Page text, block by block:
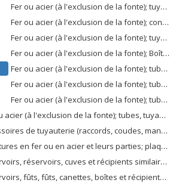
Fer ou acier (à l'exclusion de la fonte); tuyaux de canalisation du type utilisé pour les canalisations de pétrole ou de gaz (non sans soudure), soudés à l'arc immergé longitudinalement, ayant des sections circulaires, diamètre extérieur supérieur à 406,4 mm
Fer ou acier (à l'exclusion de la fonte); conduites tubulaires des types utilisés pour les oléoducs ou les gazoducs (non homogènes), soudées longitudinalement (non soudées à l'arc immergé), ayant des sections transversales circulaires, diamètre extérieur supérieur à 406,4 mm
Fer ou acier (à l'exclusion de la fonte); tuyaux de canalisation du type utilisé pour les canalisations de pétrole ou de gaz (non sans soudure), (non soudés longitudinalement), ayant des sections circulaires, le diamètre extérieur est supérieur à 406,4 mm
Fer ou acier (à l'exclusion de la fonte); Boîtier du type utilisé pour le forage du pétrole ou du gaz (non homogène), ayant des sections circulaires, dont le diamètre extérieur est supérieur à 406,4 mm
Fer ou acier (à l'exclusion de la fonte); tubes et tuyaux (autres que les tubes de canalisation ou les tubages des types utilisés pour les canalisations d'huile ou de gaz), soudés longitudinalement, ayant des sections circulaires, d'un diamètre extérieur supérieur à 406,4 mm (non continu)
Fer ou acier (à l'exclusion de la fonte); tubes et tuyaux (autres que les tubes de canalisation ou les tubages des types utilisés pour les canalisations de pétrole ou de gaz), soudés (non soudés longitudinalement), ayant des sections circulaires, dont le diamètre extérieur est supérieur à 406,4 mm (pas sans soudure)
Fer ou acier (à l'exclusion de la fonte); tubes et tuyaux n.c.a. dans le n ° 7305, ayant des sections transversales circulaires, diamètre externe supérieur à 406,4 mm, (non transparent)
l'exclusion de la fonte); tubes, tuyaux et profilés creux (non continus), n.c.a. au chapitre 73
de tuyauterie (raccords, coudes, manchons, par exemple), en fer ou en acier
en acier et leurs parties; plaques, tiges, cornières, profilés, sections, tubes et similaires, préparés pour être utilisés dans des structures
et récipients similaires; pour tout matériau (à l'exclusion du gaz comprimé ou liquéfié), en fer ou en acier, d'une capacité excédant 300 l, même avec revêtement ou isolation thermique
boîtes et récipients similaires, en toutes matières (à l'exclusion des gaz comprimés ou liquéfiés), en fer ou en acier, d'une capacité n'excédant pas 300 l, même isolés ou calorifugés